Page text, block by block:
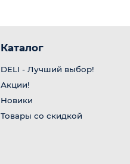
Каталог
DELI - Лучший выбор!
Акции!
Новики
Товары со скидкой